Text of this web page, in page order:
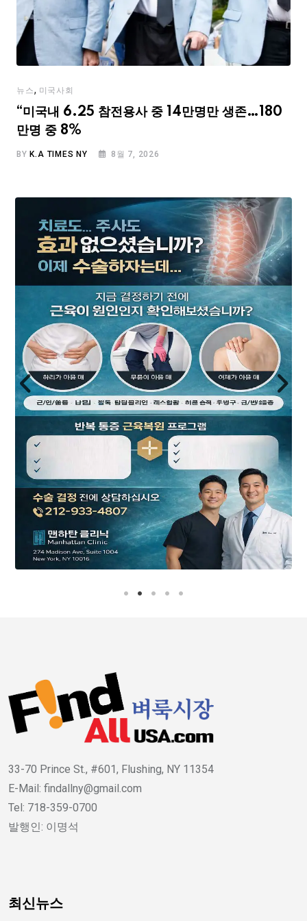
뉴스, 미국사회
“미국내 6.25 참전용사 중 14만명만 생존…180
만명 중 8%
BY K.A TIMES NY 8월 7, 2026
33-70 Prince St., #601, Flushing, NY 11354
E-Mail: findallny@gmail.com
Tel: 718-359-0700
발행인: 이명석
최신뉴스